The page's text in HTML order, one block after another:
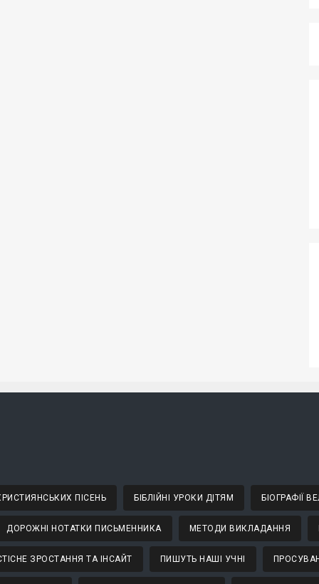
ХРИСТИЯНСЬКИХ ПІСЕНЬ БІБЛІЙНІ УРОКИ ДІТЯМ БІОГРАФІЇ
ДОРОЖНІ НОТАТКИ ПИСЬМЕННИКА МЕТОДИ ВИКЛАДАННЯ
ЗРОСТАННЯ ТА ІНСАЙТ ПИШУТЬ НАШІ УЧНІ